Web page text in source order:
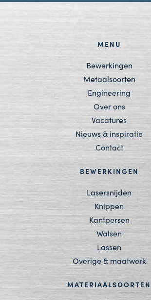
MENU
Bewerkingen
Metaalsoorten
Engineering
Over ons
Vacatures
Nieuws & inspiratie
Contact
BEWERKINGEN
Lasersnijden
Knippen
Kantpersen
Walsen
Lassen
Overige & maatwerk
MATERIAALSOORTEN